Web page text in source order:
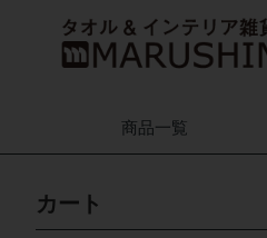
商品一覧
カート